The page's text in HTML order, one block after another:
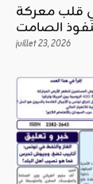
قلب معركة
الصامت
juillet 23, 2026